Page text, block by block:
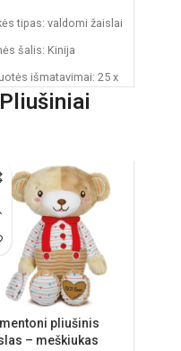
tipas: valdomi žaislai
šalis: Kinija
išmatavimai: 25 x
18 cm
elementai
automobilio
3,7V
amžius:
6 metų
pliušinis
– meškiukas